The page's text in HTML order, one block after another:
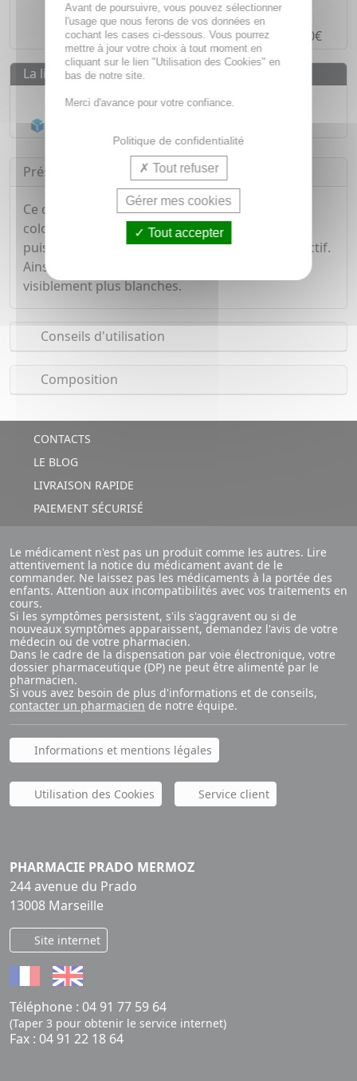
Paiement en ligneSÉCURISÉ
Paiement en4 fois sans fraisà partir de 30€
La livraison
Livraison gratuite dès55€
Présentation
Ce dentifrice sans glycérine, sans fluor et sans
colorants artificiels, à une action blanchissante
puissante grâce à sa composition en charbon actif.
Ainsi brossage après brossage vos dents sont
visiblement plus blanches.
Conseils d'utilisation
Composition
CONTACTS
LE BLOG
LIVRAISON RAPIDE
PAIEMENT SÉCURISÉ
Le médicament n'est pas un produit comme les autres. Lire
attentivement la notice du médicament avant de le
commander. Ne laissez pas les médicaments à la portée des
enfants. Attention aux incompatibilités avec vos traitements en
cours.
Si les symptômes persistent, s'ils s'aggravent ou si de
nouveaux symptômes apparaissent, demandez l'avis de votre
médecin ou de votre pharmacien.
Dans le cadre de la dispensation par voie électronique, votre
dossier pharmaceutique (DP) ne peut être alimenté par le
pharmacien.
Si vous avez besoin de plus d'informations et de conseils,
contacter un pharmacien de notre équipe.
Informations et mentions légales
Utilisation des Cookies Service client
PHARMACIE PRADO MERMOZ
244 avenue du Prado
13008 Marseille
Site internet
Téléphone : 04 91 77 59 64
(Taper 3 pour obtenir le service internet)
Fax : 04 91 22 18 64
Avant de poursuivre, vous pouvez sélectionner
l'usage que nous ferons de vos données en
cochant les cases ci-dessous. Vous pourrez
mettre à jour votre choix à tout moment en
cliquant sur le lien "Utilisation des Cookies" en
bas de notre site.
Merci d'avance pour votre confiance.
Politique de confidentialité
Tout refuser
Gérer mes cookies
Tout accepter